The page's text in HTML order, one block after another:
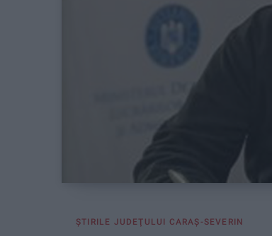
ŞTIRILE JUDEŢULUI CARAŞ-SEVERIN